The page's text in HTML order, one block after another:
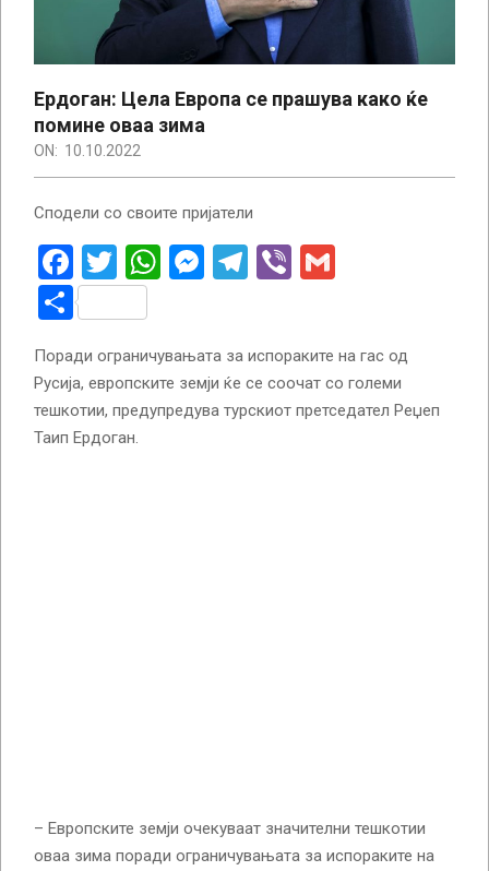
Ердоган: Цела Европа се прашува како ќе
помине оваа зима
ON: 10.10.2022
Сподели со своите пријатели
Facebook
Twitter
WhatsApp
Messenger
Telegram
Viber
Share
Поради ограничувањата за испораките на гас од
Русија, европските земји ќе се соочат со големи
тешкотии, предупредува турскиот претседател Реџеп
Таип Ердоган.
– Европските земји очекуваат значителни тешкотии
оваа зима поради ограничувањата за испораките на